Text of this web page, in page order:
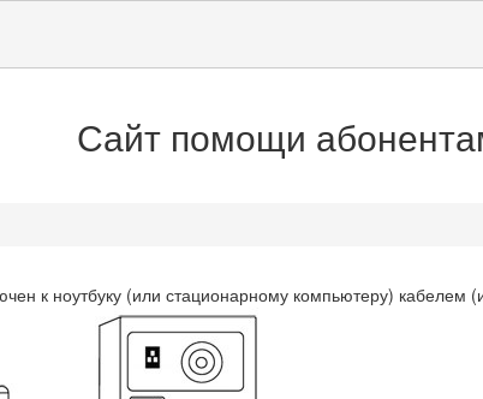
Сайт помощи
к ноутбуку (или стационарному компьютеру) кабелем